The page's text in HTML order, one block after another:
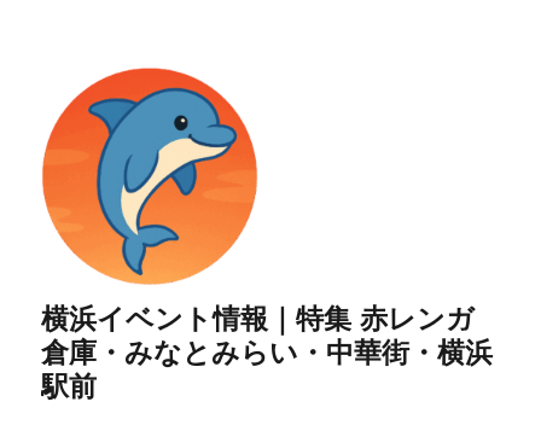
横浜イベント情報｜特集 赤レンガ
倉庫・みなとみらい・中華街・横浜
駅前